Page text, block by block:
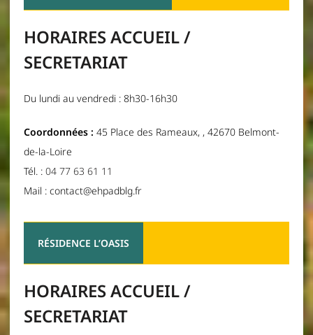
HORAIRES ACCUEIL /
SECRETARIAT
Du lundi au vendredi : 8h30-16h30
Coordonnées : 45 Place des Rameaux, , 42670 Belmont-
de-la-Loire
Tél. : 04 77 63 61 11
Mail : contact@ehpadblg.fr
RÉSIDENCE L’OASIS
HORAIRES ACCUEIL /
SECRETARIAT